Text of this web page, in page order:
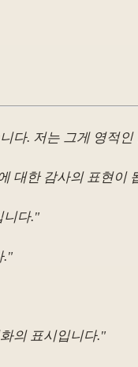
다. 저는 그게 영적
대한 감사의 표현이
니다."
."
의 표시입니다."